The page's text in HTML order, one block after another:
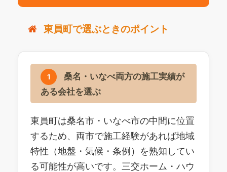
東員町で選ぶときのポイント
1
桑名・いなべ両方の施工実績が
ある会社を選ぶ
東員町は桑名市・いなべ市の中間に位置
するため、両市で施工経験があれば地域
特性（地盤・気候・条例）を熟知してい
る可能性が高いです。三交ホーム・ハウ